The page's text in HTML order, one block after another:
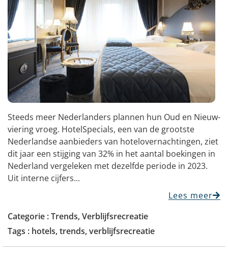
Steeds meer Nederlanders plannen hun Oud en Nieuw-
viering vroeg. HotelSpecials, een van de grootste
Nederlandse aanbieders van hotelovernachtingen, ziet
dit jaar een stijging van 32% in het aantal boekingen in
Nederland vergeleken met dezelfde periode in 2023.
Uit interne cijfers...
Lees meer
Categorie :Trends,Verblijfsrecreatie
Tags : hotels,trends,verblijfsrecreatie